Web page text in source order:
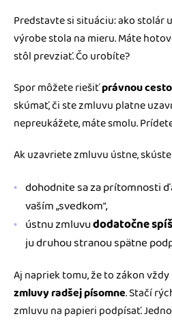
Predstavte si situáciu: ako stolár
výrobe stola na mieru. Máte
stôl prevziať. Čo urobíte?
Spor môžete riešiťprávnou
skúmať, či ste zmluvu platne
nepreukážete, máte smolu.
Ak uzavriete zmluvu ústne,
dohodnite sa za prítomnosti
vaším „svedkom“,
ústnu zmluvudodatočne
ju druhou stranou spätne
Aj napriek tomu, že to zákon
zmluvy radšej písomne. Stačí
zmluvu na papieri podpísať.